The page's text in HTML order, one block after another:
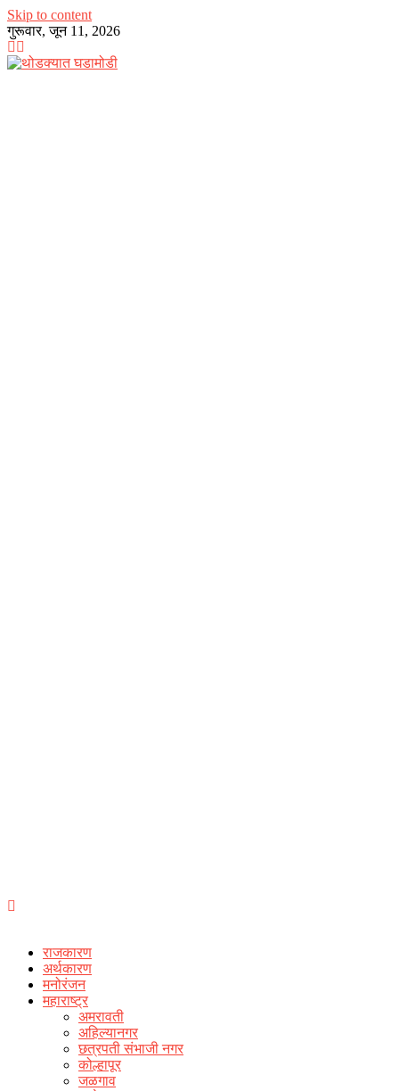
Skip to content
गुरूवार, जून 11, 2026
राजकारण
अर्थकारण
मनोरंजन
महाराष्ट्र
अमरावती
अहिल्यानगर
छत्रपती संभाजी नगर
कोल्हापूर
जळगाव